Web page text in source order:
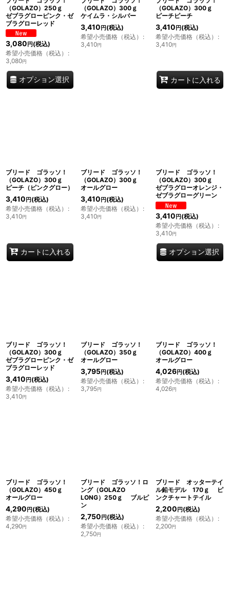
（GOLAZO）250ｇ
ゼブラグローピンク・ゼ
ブラグローレッド
3,080 円 (税込)
希望小売価格（税込） :
3,080円
オプション選択
（GOLAZO）300ｇ
ケイムラ・シルバー
3,410 円(税込)
希望小売価格（税込） :
3,410円
（GOLAZO）300ｇ
ピーチピーチ
3,410 円(税込)
希望小売価格（税込） :
3,410円
カートに入れる
ブリード ゴラッソ！
（GOLAZO）300ｇ
ピーチ（ピンクグロー）
3,410 円 (税込)
希望小売価格（税込） :
3,410円
カートに入れる
ブリード ゴラッソ！
（GOLAZO）300ｇ
オールグロー
3,410 円(税込)
希望小売価格（税込） :
3,410円
ブリード ゴラッソ！
（GOLAZO）300ｇ
ゼブラグローオレンジ・
ゼブラグローグリーン
3,410 円(税込)
希望小売価格（税込） :
3,410円
オプション選択
ブリード ゴラッソ！
（GOLAZO）300ｇ
ゼブラグローピンク・ゼ
ブラグローレッド
3,410 円 (税込)
希望小売価格（税込） :
3,410円
ブリード ゴラッソ！
（GOLAZO）350ｇ
オールグロー
3,795円(税込)
希望小売価格（税込） :
3,795円
ブリード ゴラッソ！
（GOLAZO）400ｇ
オールグロー
4,026円(税込)
希望小売価格（税込） :
4,026円
ブリード ゴラッソ！
（GOLAZO）450ｇ
オールグロー
4,290 円 (税込)
希望小売価格（税込） :
4,290円
ブリード ゴラッソ！ロ
ング（GOLAZO
LONG）250ｇ ブルピ
ン
2,750 円(税込)
希望小売価格（税込） :
2,750円
ブリード オッターテイ
ル鉛モデル 170ｇ ピ
ンクチャートテイル
2,200 円(税込)
希望小売価格（税込） :
2,200円